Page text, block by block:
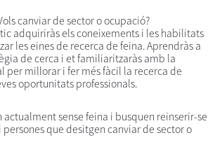
canviar de sector o ocupació?
adquiriràs els coneixements i les habilitats
les eines de recerca de feina. Aprendràs a
de cerca i et familiaritzaràs amb la
per millorar i fer més fàcil la recerca de
oportunitats professionals.
actualment sense feina i busquen reinserir-se
que desitgen canviar de sector o